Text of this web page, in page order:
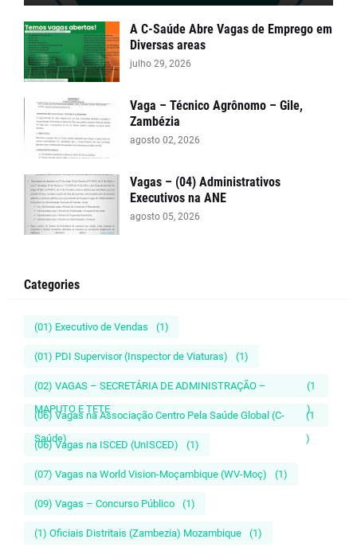
A C-Saúde Abre Vagas de Emprego em
Diversas areas
julho 29, 2026
Vaga – Técnico Agrônomo – Gile,
Zambézia
agosto 02, 2026
Vagas – (04) Administrativos
Executivos na ANE
agosto 05, 2026
Categories
(01) Executivo de Vendas (1)
(01) PDI Supervisor (Inspector de Viaturas) (1)
(02) VAGAS – SECRETÁRIA DE ADMINISTRAÇÃO –
MAPUTO E TETE
(1
)
(06) Vagas na Associação Centro Pela Saúde Global (C-
Saúde)
(1
)
(06) Vagas na ISCED (UnISCED) (1)
(07) Vagas na World Vision-Moçambique (WV-Moç) (1)
(09) Vagas – Concurso Público (1)
(1) Oficiais Distritais (Zambezia) Mozambique (1)